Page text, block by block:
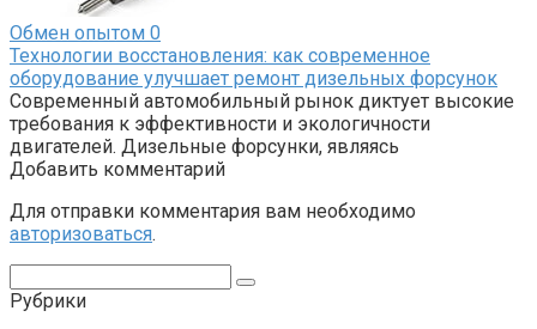
Обмен опытом 0
Технологии восстановления: как современное
оборудование улучшает ремонт дизельных форсунок
Современный автомобильный рынок диктует высокие
требования к эффективности и экологичности
двигателей. Дизельные форсунки, являясь
Добавить комментарий
Для отправки комментария вам необходимо
авторизоваться.
Рубрики